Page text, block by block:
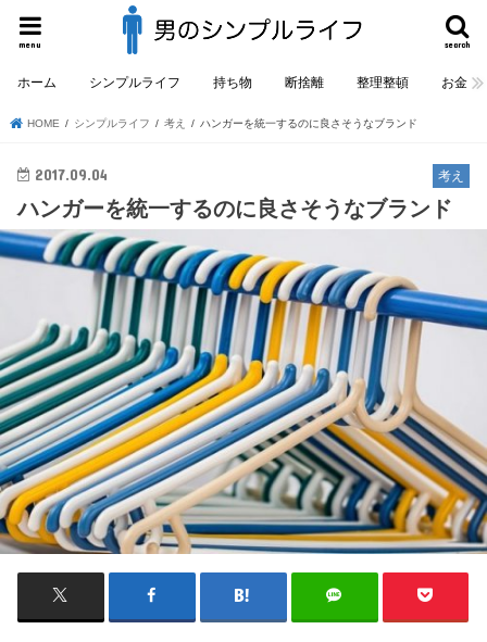
search
menu
ホーム シンプルライフ 持ち物 断捨離 整理整頓 お金
HOME シンプルライフ 考え ハンガーを統一するのに良さそうなブランド
考え
2017.09.04
ハンガーを統一するのに良さそうなブランド